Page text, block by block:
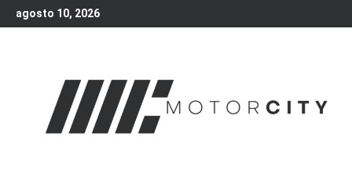
Skip
to
agosto 10, 2026